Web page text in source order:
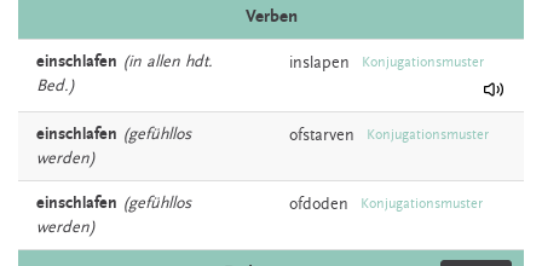
Verben
einschlafen (in allen hdt.
Bed.)
inslapen Konjugationsmuster
einschlafen (gefühllos
werden)
ofstarven Konjugationsmuster
einschlafen (gefühllos
werden)
ofdoden Konjugationsmuster